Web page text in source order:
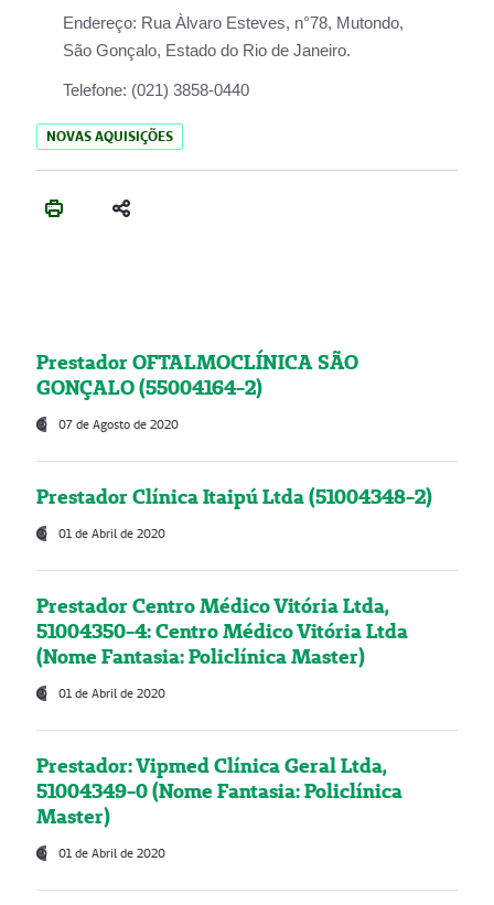
Endereço: Rua Àlvaro Esteves, n°78, Mutondo,
São Gonçalo, Estado do Rio de Janeiro.
Telefone: (021) 3858-0440
NOVAS AQUISIÇÕES
Prestador OFTALMOCLÍNICA SÃO
GONÇALO (55004164-2)
07 de Agosto de 2020
Prestador Clínica Itaipú Ltda (51004348-2)
01 de Abril de 2020
Prestador Centro Médico Vitória Ltda,
51004350-4: Centro Médico Vitória Ltda
(Nome Fantasia: Policlínica Master)
01 de Abril de 2020
Prestador: Vipmed Clínica Geral Ltda,
51004349-0 (Nome Fantasia: Policlínica
Master)
01 de Abril de 2020